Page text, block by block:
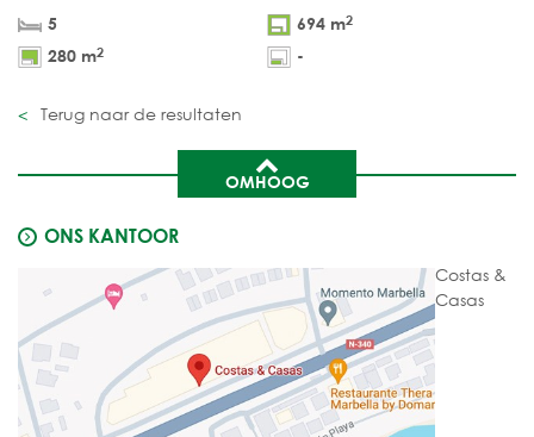
5
694 m2
280 m2 -
Terug naar de resultaten
OMHOOG
ONS KANTOOR
Costas &
Casas